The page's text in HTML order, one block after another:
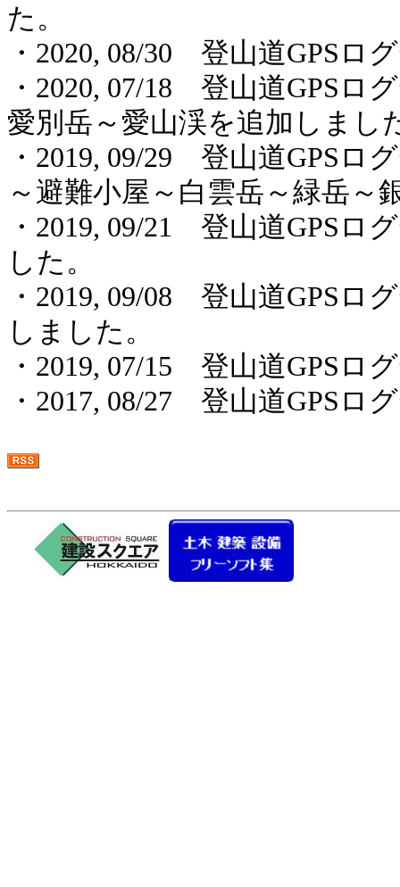
た。
・2020, 08/30 登山道GPSロ
・2020, 07/18 登山道GPSロ
愛別岳～愛山渓を追加しまし
・2019, 09/29 登山道GPSロ
～避難小屋～白雲岳～緑岳～
・2019, 09/21 登山道GPSロ
した。
・2019, 09/08 登山道GPSロ
しました。
・2019, 07/15 登山道GPSロ
・2017, 08/27 登山道GPSロ